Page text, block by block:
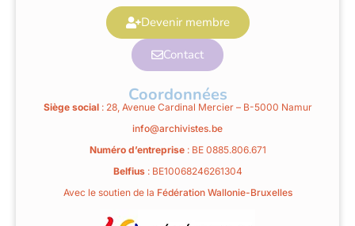
Devenir membre
Contact
Coordonnées
Siège social: 28, Avenue Cardinal Mercier – B-5000 Namur
info@archivistes.be
Numéro d’entreprise: BE 0885.806.671
Belfius: BE10068246261304
Avec le soutien de la Fédération Wallonie-Bruxelles